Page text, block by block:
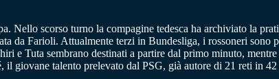
Nello scorso turno la compagine tedesca ha archiviato la
da Farioli. Attualmente terzi in Bundesliga, i rossoneri
e Tuta sembrano destinati a partire dal primo minuto,
talento prelevato dal PSG, già autore di 21 reti in 42